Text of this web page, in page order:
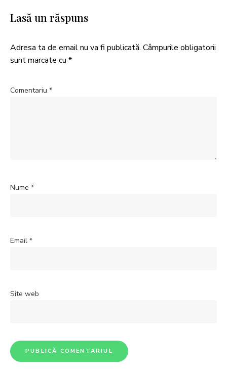
Lasă un răspuns
Adresa ta de email nu va fi publicată. Câmpurile obligatorii
sunt marcate cu *
Comentariu *
Nume *
Email *
Site web